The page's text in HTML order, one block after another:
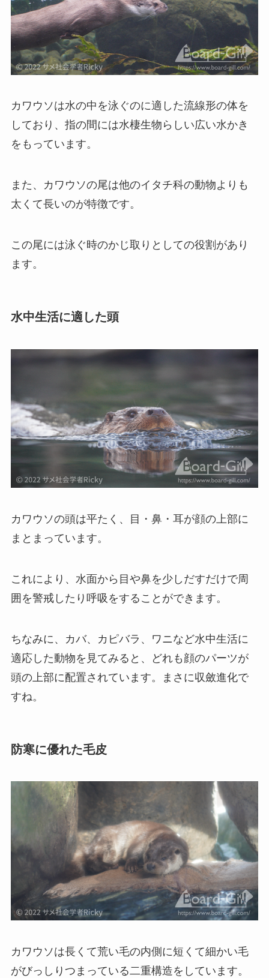
カワウソは水の中を泳ぐのに適した流線形の体を
しており、指の間には水棲生物らしい広い水かき
をもっています。
また、カワウソの尾は他のイタチ科の動物よりも
太くて長いのが特徴です。
この尾には泳ぐ時のかじ取りとしての役割があり
ます。
水中生活に適した頭
カワウソの頭は平たく、目・鼻・耳が顔の上部に
まとまっています。
これにより、水面から目や鼻を少しだすだけで周
囲を警戒したり呼吸をすることができます。
ちなみに、カバ、カピバラ、ワニなど水中生活に
適応した動物を見てみると、どれも顔のパーツが
頭の上部に配置されています。まさに収斂進化で
すね。
防寒に優れた毛皮
カワウソは長くて荒い毛の内側に短くて細かい毛
がびっしりつまっている二重構造をしています。